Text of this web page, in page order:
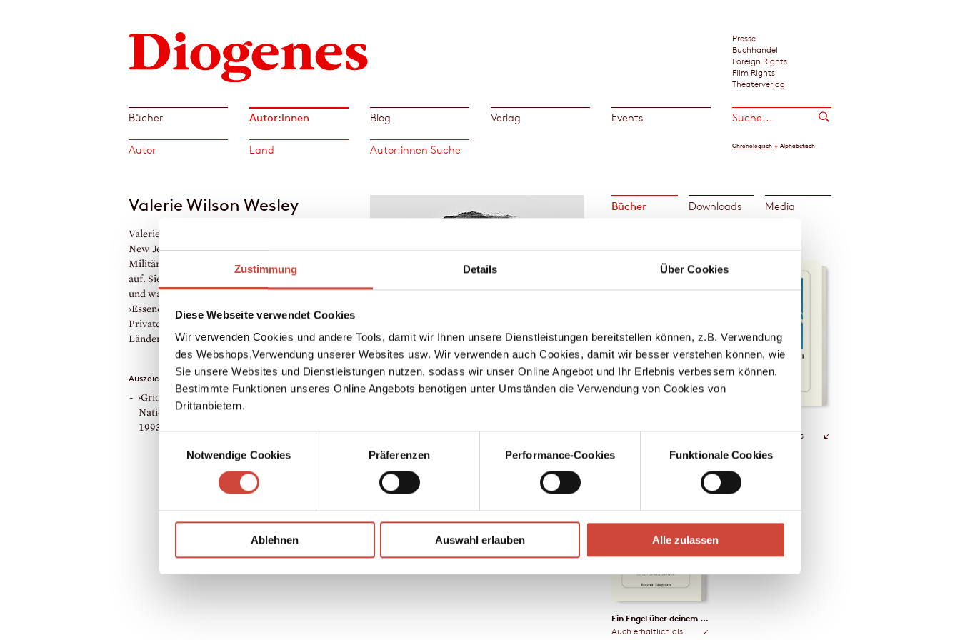
Zustimmung Details Über Cookies
Diese Webseite verwendet Cookies
Wir verwenden Cookies und andere Tools, damit wir Ihnen unsere Dienstleistungen bereitstellen können, z.B. Verwendung
des Webshops,Verwendung unserer Websites usw. Wir verwenden auch Cookies, damit wir besser verstehen können, wie
Sie unsere Websites und Dienstleistungen nutzen, sodass wir unser Online Angebot und Ihr Erlebnis verbessern können.
Bestimmte Funktionen unseres Online Angebots benötigen unter Umständen die Verwendung von Cookies von
Drittanbietern.
Notwendige Cookies
Präferenzen Performance-Cookies Funktionale Cookies
Ablehnen Auswahl erlauben Alle zulassen
Presse
Buchhandel
Foreign Rights
Film Rights
Theaterverlag
Bücher Autor:innen Blog Verlag Events
Autor Land Autor:innen Suche Chronologisch Alphabetisch
Foto: © Martin Schoeller/AUGUST
Download Bilddatei
Valerie Wilson Wesley
Valerie Wilson Wesley, geboren 1947, lebt in
New Jersey. Sie wuchs auf US-
Militärstützpunkten in Spanien und Deutschland
auf. Sie studierte Philosophie und Journalistik
und war Chefredakteurin bei der Zeitschrift
›Essence‹. Ihre Bestsellerserie um
Privatdetektivin Tamara Hayle ist in mehreren
Ländern erschienen.
Auszeichnungen
›Griot Award‹ des ›New York Chapter of the
National Association of Black Journalists‹,
1993
Bücher Downloads Media
Auch erhältlich als Auch erhältlich als
Ein Engel über deinem Grab
Auch erhältlich als